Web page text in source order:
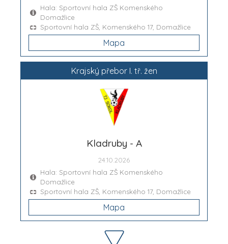
Hala: Sportovní hala ZŠ Komenského
Domažlice
Sportovní hala ZŠ, Komenského 17, Domažlice
Mapa
Krajský přebor I. tř. žen
Kladruby - A
24.10.2026
Hala: Sportovní hala ZŠ Komenského
Domažlice
Sportovní hala ZŠ, Komenského 17, Domažlice
Mapa